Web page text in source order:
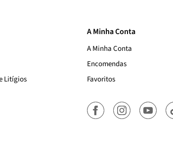
Litígios
A Minha Conta
A Minha Conta
Encomendas
Favoritos